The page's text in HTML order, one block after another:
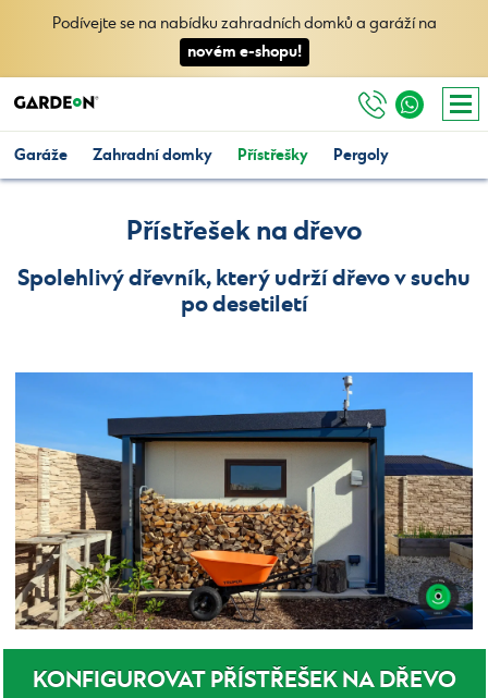
Podívejte se na nabídku zahradních domků a garáží na
novém e-shopu!
Garáže Zahradní domky Přístřešky Pergoly
Přístřešek na dřevo
Spolehlivý dřevník, který udrží dřevo v suchu
po desetiletí
KONFIGUROVAT PŘÍSTŘEŠEK NA DŘEVO